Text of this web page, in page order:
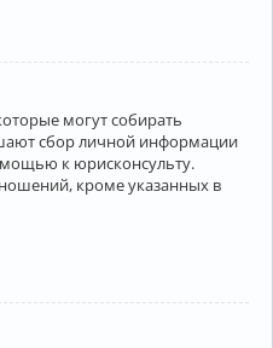
могут собирать
сбор личной информации
к юрисконсульту.
кроме указанных в